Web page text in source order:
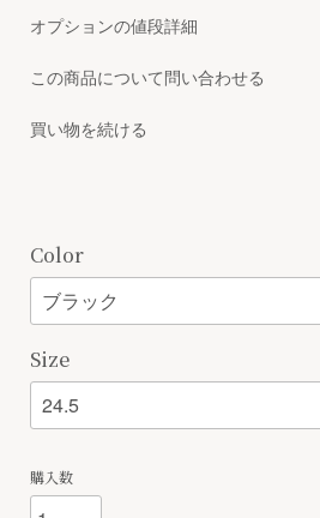
オプションの値段詳細
この商品について問い合わせる
買い物を続ける
Color
Size
購入数